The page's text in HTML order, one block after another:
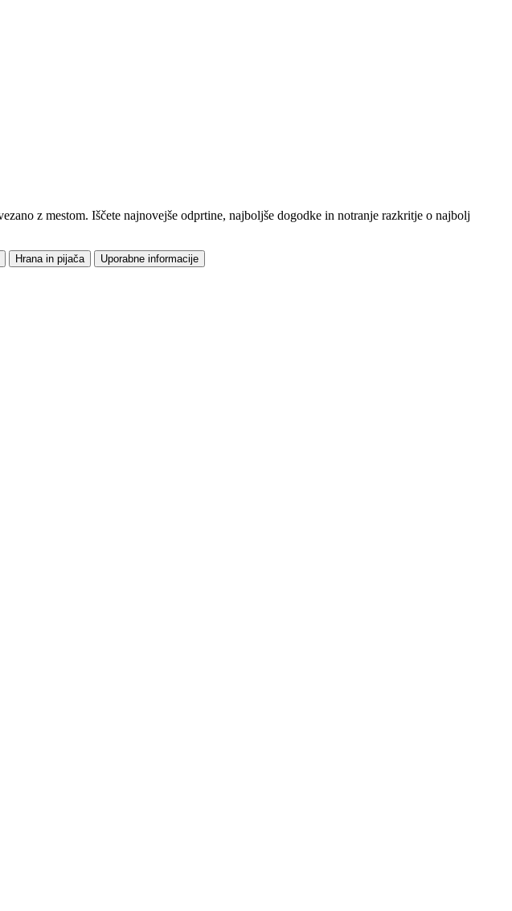
z mestom. Iščete najnovejše odprtine, najboljše dogodke in notranje razkritje o najbolj
Hrana in pijača Uporabne informacije